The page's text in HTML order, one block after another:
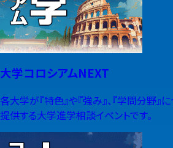
大学コロシアムNEXT
各大学が『特色』や『強み』、『学問分野
提供する大学進学相談イベントです。